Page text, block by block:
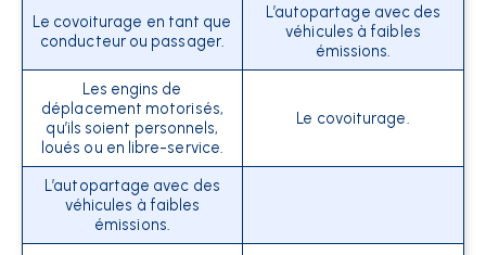
Le covoiturage en tant que
conducteur ou passager.
L’autopartage avec des
véhicules à faibles
émissions.
Les engins de
déplacement motorisés,
qu’ils soient personnels,
loués ou en libre-service.
Le covoiturage.
L’autopartage avec des
véhicules à faibles
émissions.